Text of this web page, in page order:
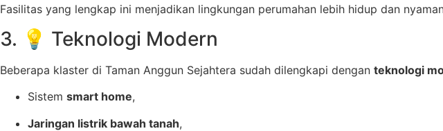
Fasilitas yang lengkap ini menjadikan lingkungan perumahan lebih hidup dan
3. 💡 Teknologi Modern
Beberapa klaster di Taman Anggun Sejahtera sudah dilengkapi dengan teknologi
Sistem smart home,
Jaringan listrik bawah tanah,